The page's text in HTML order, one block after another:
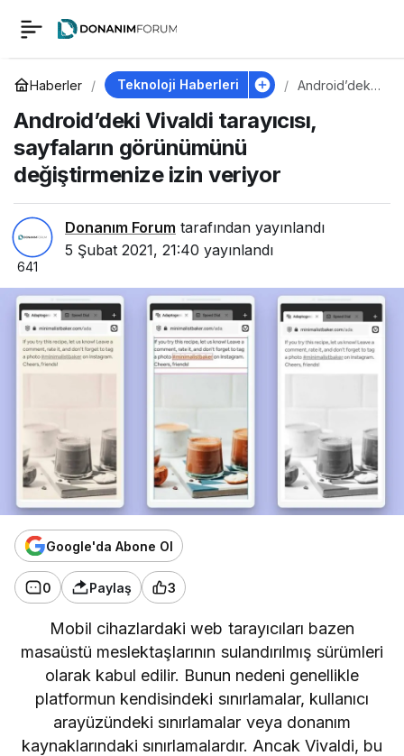
Haberler Teknoloji Haberleri
Android’deki
tarayıcısı,
sayfaların
Android’deki Vivaldi tarayıcısı,
sayfaların görünümünü
değiştirmenize izin veriyor
Donanım Forum tarafından yayınlandı
5 Şubat 2021, 21:40 yayınlandı
641
Google'da Abone Ol
0 Paylaş 3
Mobil cihazlardaki web tarayıcıları bazen
masaüstü meslektaşlarının sulandırılmış sürümleri
olarak kabul edilir. Bunun nedeni genellikle
platformun kendisindeki sınırlamalar, kullanıcı
arayüzündeki sınırlamalar veya donanım
kaynaklarındaki sınırlamalardır. Ancak Vivaldi, bu
Android’deki Vivaldi
tarayıcısı, sayfaların
görünümünü
değiştirmenize izin
veriyor